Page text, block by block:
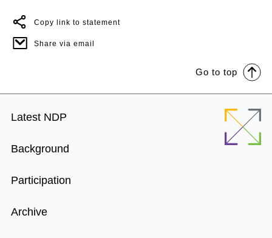
Copy link to statement
Share via email
Go to top
Footer
Latest NDP
Background
Participation
Archive